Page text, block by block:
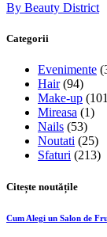
By Beauty District
Categorii
Evenimente
Hair(94)
Make-up
Mireasa (1)
Nails (53)
Noutati (25)
Sfaturi (213)
Citește noutățile
Cum Alegi un Salon de